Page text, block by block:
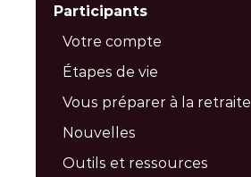
Participants
Votre compte
Étapes de vie
Vous préparer à la retraite
Nouvelles
Outils et ressources